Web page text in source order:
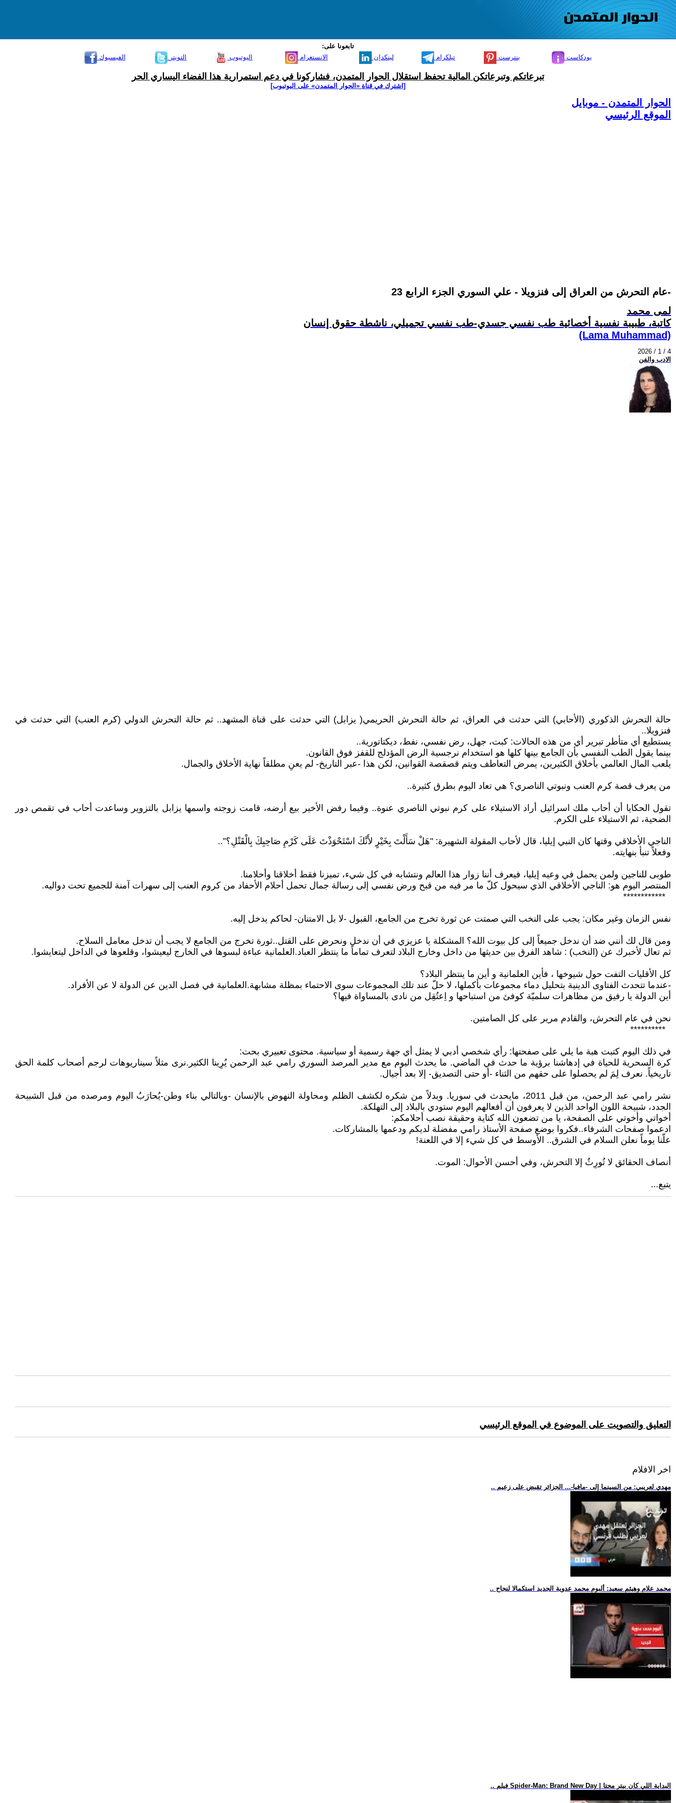
تابعونا على:
الفيسبوك
التويتر اليوتيوب الانستغرام لينكدإن تيلكرام بنترست بودكاست
تبرعاتكم وتبرعاتكن المالية تحفظ استقلال الحوار المتمدن، فشاركونا في دعم استمرارية هذا الفضاء اليساري الحر
[اشترك في قناة ‫«الحوار المتمدن» على اليوتيوب]
الحوار المتمدن - موبايل
الموقع الرئيسي
عام التحرش من العراق إلى فنزويلا - علي السوري الجزء الرابع 23-
لمى محمد
كاتبة، طبيبة نفسية أخصائية طب نفسي جسدي-طب نفسي تجميلي، ناشطة حقوق إنسان
(Lama Muhammad)
2026 / 1 / 4
الادب والفن
حالة التحرش الذكوري (الأحابي) التي حدثت في العراق، ثم حالة التحرش الحريمي( يزابل) التي حدثت على قناة المشهد.. ثم حالة التحرش الدولي (كرم العنب) التي حدثت في
فنزويلا..
يستطيع أي متأطر تبرير أي من هذه الحالات: كبت، جهل، رض نفسي، نفط، ديكتاتورية..
بينما يقول الطب النفسي بأن الجامع بينها كلها هو استخدام نرجسية الرض المؤدلج للقفز فوق القانون.
يلعب المال العالمي بأخلاق الكثيرين، يمرض التعاطف ويتم قصقصة القوانين، لكن هذا -عبر التاريخ- لم يعنِ مطلقاً نهاية الأخلاق والجمال.
من يعرف قصة كرم العنب ونبوتي الناصري؟ هي تعاد اليوم بطرق كثيرة..
تقول الحكايا أن أحاب ملك اسرائيل أراد الاستيلاء على كرم نبوتي الناصري عنوة.. وفيما رفض الأخير بيع أرضه، قامت زوجته واسمها يزابل بالتزوير وساعدت أحاب في تقمص دور
الضحية، ثم الاستيلاء على الكرم.
الناجي الأخلاقي وقتها كان النبي إيليا، قال لأحاب المقولة الشهيرة: "هَلْ سَأَلْتَ بِخَيْرٍ لأَنَّكَ اسْتَحْوَذْتَ عَلَى كَرْمِ صَاحِبِكَ بِالْقَتْلِ؟”..
وفعلاً تنبأ بنهايته.
طوبى للناجين ولمن يحمل في وعيه إيليا، فيعرف أننا زوار هذا العالم ونتشابه في كل شيء، تميزنا فقط أخلاقنا وأحلامنا.
المنتصر اليوم هو: الناجي الأخلاقي الذي سيحول كلّ ما مر فيه من قبح ورض نفسي إلى رسالة جمال تحمل أحلام الأحفاد من كروم العنب إلى سهرات آمنة للجميع تحت دواليه.
************
نفس الزمان وغير مكان: يجب على النخب التي صمتت عن ثورة تخرج من الجامع، القبول -لا بل الامتنان- لحاكم يدخل إليه.
ومن قال لك أنني ضد أن ندخل جميعاً إلى كل بيوت الله؟ المشكلة يا عزيزي في أن ندخل ونحرض على القتل.. ثورة تخرج من الجامع لا يجب أن تدخل معامل السلاح.
ثم تعال لأخبرك عن (النخب) : شاهد الفرق بين حديثها من داخل وخارج البلاد لتعرف تماماً ما ينتظر العباد. العلمانية عباءة لبسوها في الخارج ليعيشوا، وقلعوها في الداخل ليتعايشوا.
كل الأقليات التفت حول شيوخها ، فأين العلمانية و أين ما ينتظر البلاد؟
-عندما تتحدث الفتاوى الدينية بتحليل دماء مجموعات بأكملها، لا حلّ عند تلك المجموعات سوى الاحتماء بمظلة مشابهة. العلمانية في فصل الدين عن الدولة لا عن الأفراد.
أين الدولة يا رفيق من مظاهرات سلميّة كوفئ من استباحها و اِعتُقِل من نادى بالمساواة فيها؟
نحن في عام التحرش، والقادم مرير على كل الصامتين.
**********
في ذلك اليوم كتبت هبة ما يلي على صفحتها: رأي شخصي أدبي لا يمثل أي جهة رسمية أو سياسية. محتوى تعبيري بحت:
كرة السحرية للحياة في إدهاشنا برؤية ما حدث في الماضي. ما يحدث اليوم مع مدير المرصد السوري رامي عبد الرحمن يُرِينا الكثير. نرى مثلاً سيناريوهات لرجم أصحاب كلمة الحق
تاريخياً. نعرف لِمَ لم يحصلوا على حقهم من الثناء -أو حتى التصديق- إلا بعد أجيال.
نشر رامي عبد الرحمن، من قبل 2011، مايحدث في سوريا. وبدلاً من شكره لكشف الظلم ومحاولة النهوض بالإنسان -وبالتالي بناء وطن- يُحارَبُ اليوم ومرصده من قبل الشبيحة
الجدد، شبيحة اللون الواحد الذين لا يعرفون أن أفعالهم اليوم ستودي بالبلاد إلى التهلكة.
أخواتي وأخوتي على الصفحة، يا من تضعون الله كناية وحقيقة نصب أحلامكم:
ادعموا صفحات الشرفاء.. فكروا بوضع صفحة الأستاذ رامي مفضلة لديكم ودعمها بالمشاركات.
علّنا يوماً نعلن السلام في الشرق.. الأوسط في كل شيء إلا في اللعنة!
أنصاف الحقائق لا تُورِثُ إلا التحرش، وفي أحسن الأحوال: الموت.
يتبع...
التعليق والتصويت على الموضوع في الموقع الرئيسي
اخر الافلام
.. مهدي لعريبي: من السينما إلى -مافيا-... الجزائر تقبض على زعيم
.. محمد علام وهيثم سعيد: ألبوم محمد عدوية الجديد استكمالا لنجاح
.. فيلم Spider-Man: Brand New Day | البداية اللي كان بيتر محتا